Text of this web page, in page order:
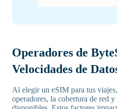
Operadores de
Velocidades de
Al elegir un eSIM para tus
operadores, la cobertura de red